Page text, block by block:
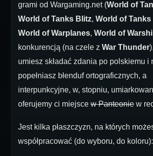
grami od Wargaming.net (World of
World of Tanks Blitz, World of Tanks
World of Warplanes, World of
konkurencją (na czele z War Thunder
umiesz składać zdania po polskiemu i
popełniasz błenduf ortograficznych, a
interpunkcyjne, w, stopniu,
oferujemy ci miejsce w Panteonie w
Jest kilka płaszczyzn, na których
współpracować (do wyboru, do koloru):